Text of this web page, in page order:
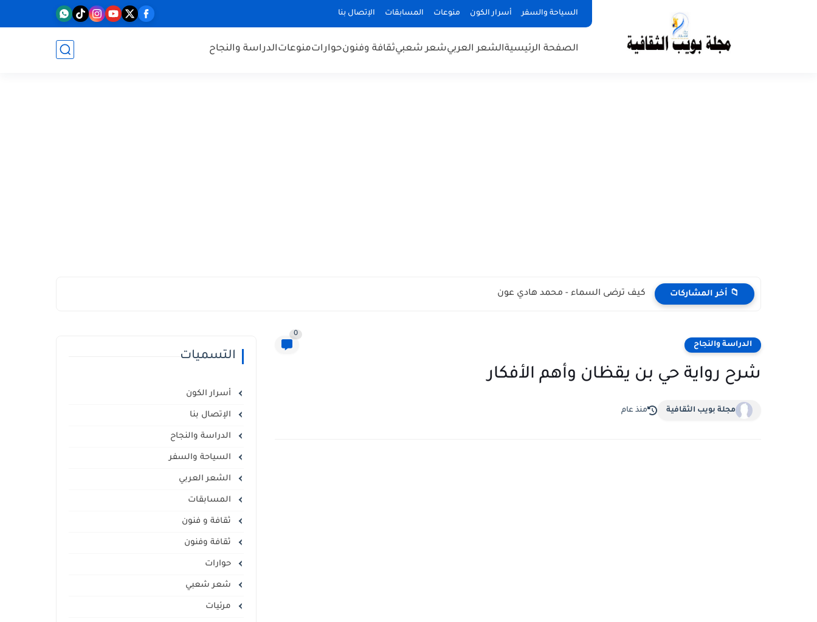
السياحة والسفر أسرار الكون منوعات المسابقات الإتصال بنا
الصفحة الرئيسيةالشعر العربيشعر شعبيثقافة وفنونحواراتمنوعاتالدراسة والنجاح
📁 أخر المشاركات كيف ترضى السماء - محمد هادي عون
الدراسة والنجاح
0
شرح رواية حي بن يقظان وأهم الأفكار
مجلة بويب الثقافية منذ عام
التسميات
أسرار الكون
الإتصال بنا
الدراسة والنجاح
السياحة والسفر
الشعر العربي
المسابقات
ثقافة و فنون
ثقافة وفنون
حوارات
شعر شعبي
مرئيات